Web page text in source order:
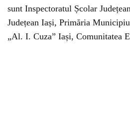
sunt Inspectoratul Școlar
Județean Iași, Primăria
„Al. I. Cuza” Iași, Comunitatea